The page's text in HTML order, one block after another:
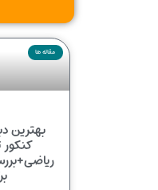
مقاله ها
بهترین